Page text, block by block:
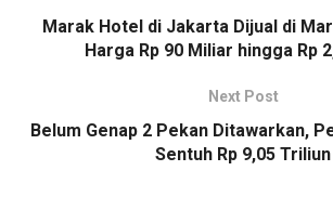
Marak Hotel di Jakarta Dijual di
Harga Rp 90 Miliar hingga Rp
Next Post
Belum Genap 2 Pekan Ditawarkan,
Sentuh Rp 9,05 Triliun